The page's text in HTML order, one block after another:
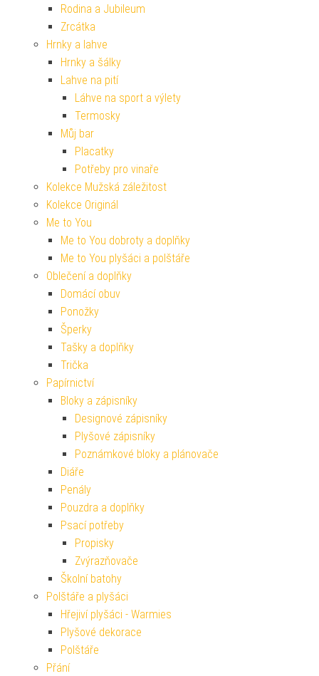
Rodina a Jubileum
Zrcátka
Hrnky a lahve
Hrnky a šálky
Lahve na pití
Láhve na sport a výlety
Termosky
Můj bar
Placatky
Potřeby pro vinaře
Kolekce Mužská záležitost
Kolekce Originál
Me to You
Me to You dobroty a doplňky
Me to You plyšáci a polštáře
Oblečení a doplňky
Domácí obuv
Ponožky
Šperky
Tašky a doplňky
Trička
Papírnictví
Bloky a zápisníky
Designové zápisníky
Plyšové zápisníky
Poznámkové bloky a plánovače
Diáře
Penály
Pouzdra a doplňky
Psací potřeby
Propisky
Zvýrazňovače
Školní batohy
Polštáře a plyšáci
Hřejiví plyšáci - Warmies
Plyšové dekorace
Polštáře
Přání